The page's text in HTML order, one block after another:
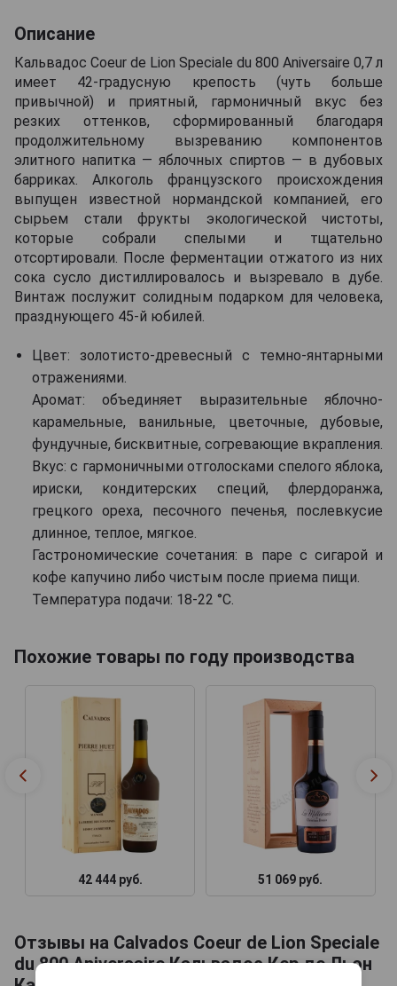
Описание
Кальвадос Coeur de Lion Speciale du 800 Aniversaire 0,7 л
имеет 42-градусную крепость (чуть больше
привычной) и приятный, гармоничный вкус без
резких оттенков, сформированный благодаря
продолжительному вызреванию компонентов
элитного напитка — яблочных спиртов — в дубовых
барриках. Алкоголь французского происхождения
выпущен известной нормандской компанией, его
сырьем стали фрукты экологической чистоты,
которые собрали спелыми и тщательно
отсортировали. После ферментации отжатого из них
сока сусло дистиллировалось и вызревало в дубе.
Винтаж послужит солидным подарком для человека,
празднующего 45-й юбилей.
Цвет: золотисто-древесный с темно-янтарными
отражениями.
Аромат: объединяет выразительные яблочно-
карамельные, ванильные, цветочные, дубовые,
фундучные, бисквитные, согревающие вкрапления.
Вкус: с гармоничными отголосками спелого яблока,
ириски, кондитерских специй, флердоранжа,
грецкого ореха, песочного печенья, послевкусие
длинное, теплое, мягкое.
Гастрономические сочетания: в паре с сигарой и
кофе капучино либо чистым после приема пищи.
Температура подачи: 18-22 °С.
Похожие товары по году производства
42 444 руб. 51 069 руб.
Отзывы на Calvados Coeur de Lion Speciale
du 800 Aniversaire Кальвадос Кер де Льон